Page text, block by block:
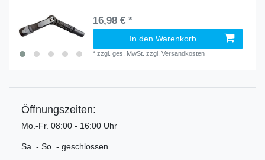
16,98 € *
In den Warenkorb
*zzgl. ges. MwSt. zzgl.Versandkosten
Öffnungszeiten:
Mo.-Fr. 08:00 - 16:00 Uhr
Sa. - So. - geschlossen